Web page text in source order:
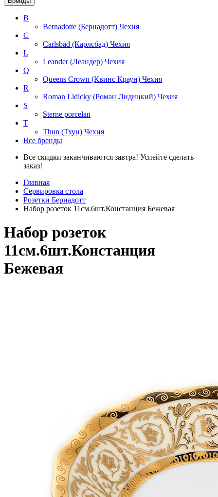
B
Bernadotte (Бернадотт) Чехия
C
Carlsbad (Карлсбад) Чехия
L
Leander (Леандер) Чехия
Q
Queens Crown (Квинс Краун) Чехия
R
Roman Lidicky (Роман Лидицкий) Чехия
S
Sterne porcelan
T
Thun (Тхун) Чехия
Все бренды
Все скидки заканчиваются завтра! Успейте сделать
заказ!
Главная
Сервировка стола
Розетки Бернадотт
Набор розеток 11см.6шт.Констанция Бежевая
Набор розеток
11см.6шт.Констанция
Бежевая